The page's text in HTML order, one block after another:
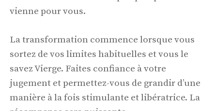
vienne pour vous.
La transformation commence lorsque vous
sortez de vos limites habituelles et vous le
savez Vierge. Faites confiance à votre
jugement et permettez-vous de grandir d’une
manière à la fois stimulante et libératrice. La